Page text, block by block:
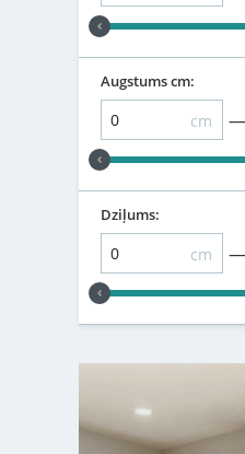
Augstums cm:
cm —
Dziļums:
cm —